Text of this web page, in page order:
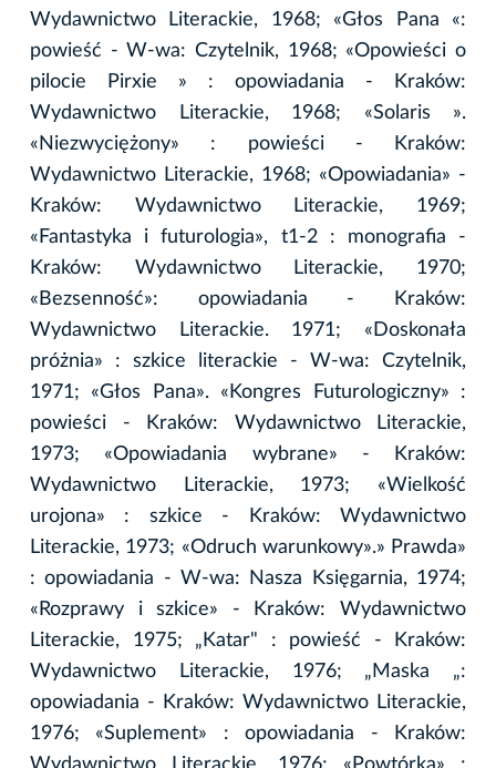
Wydawnictwo Literackie, 1968; «Głos Pana «:
powieść - W-wa: Czytelnik, 1968; «Opowieści o
pilocie Pirxie » : opowiadania - Kraków:
Wydawnictwo Literackie, 1968; «Solaris ».
«Niezwyciężony» : powieści - Kraków:
Wydawnictwo Literackie, 1968; «Opowiadania» -
Kraków: Wydawnictwo Literackie, 1969;
«Fantastyka i futurologia», t1-2 : monografia -
Kraków: Wydawnictwo Literackie, 1970;
«Bezsenność»: opowiadania - Kraków:
Wydawnictwo Literackie. 1971; «Doskonała
próżnia» : szkice literackie - W-wa: Czytelnik,
1971; «Głos Pana». «Kongres Futurologiczny» :
powieści - Kraków: Wydawnictwo Literackie,
1973; «Opowiadania wybrane» - Kraków:
Wydawnictwo Literackie, 1973; «Wielkość
urojona» : szkice - Kraków: Wydawnictwo
Literackie, 1973; «Odruch warunkowy».» Prawda»
: opowiadania - W-wa: Nasza Księgarnia, 1974;
«Rozprawy i szkice» - Kraków: Wydawnictwo
Literackie, 1975; „Katar" : powieść - Kraków:
Wydawnictwo Literackie, 1976; „Maska „:
opowiadania - Kraków: Wydawnictwo Literackie,
1976; «Suplement» : opowiadania - Kraków: